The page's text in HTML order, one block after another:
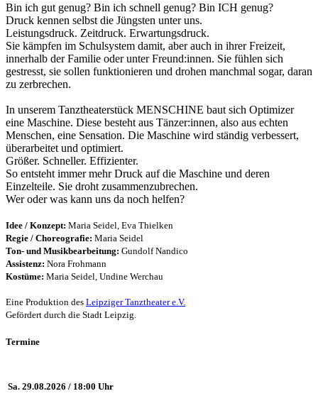
Bin ich gut genug? Bin ich schnell genug? Bin ICH genug?
Druck kennen selbst die Jüngsten unter uns.
Leistungsdruck. Zeitdruck. Erwartungsdruck.
Sie kämpfen im Schulsystem damit, aber auch in ihrer Freizeit,
innerhalb der Familie oder unter Freund:innen. Sie fühlen sich
gestresst, sie sollen funktionieren und drohen manchmal sogar, daran
zu zerbrechen.
In unserem Tanztheaterstück MENSCHINE baut sich Optimizer
eine Maschine. Diese besteht aus Tänzer:innen, also aus echten
Menschen, eine Sensation. Die Maschine wird ständig verbessert,
überarbeitet und optimiert.
Größer. Schneller. Effizienter.
So entsteht immer mehr Druck auf die Maschine und deren
Einzelteile. Sie droht zusammenzubrechen.
Wer oder was kann uns da noch helfen?
Idee / Konzept: Maria Seidel, Eva Thielken
Regie / Choreografie: Maria Seidel
Ton- und Musikbearbeitung: Gundolf Nandico
Assistenz: Nora Frohmann
Kostüme: Maria Seidel, Undine Werchau
Eine Produktion des Leipziger Tanztheater e.V.
Gefördert durch die Stadt Leipzig.
Termine
Sa. 29.08.2026 / 18:00 Uhr